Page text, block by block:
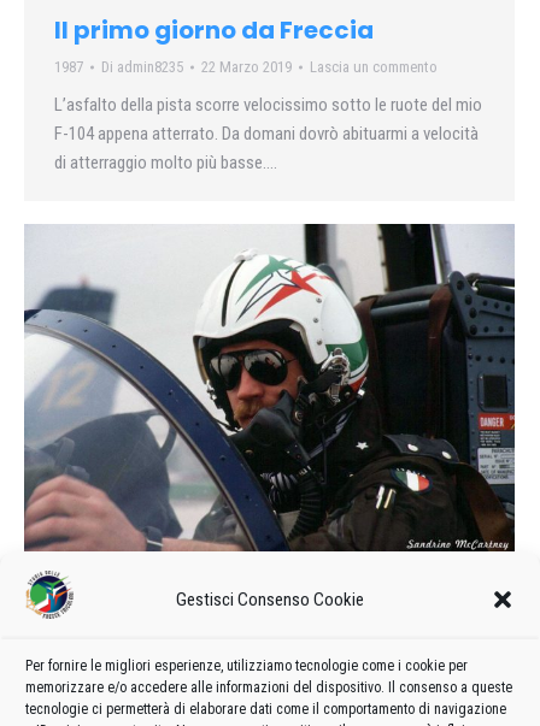
Gestisci Consenso Cookie
Per fornire le migliori esperienze, utilizziamo tecnologie come i cookie per
memorizzare e/o accedere alle informazioni del dispositivo. Il consenso a queste
tecnologie ci permetterà di elaborare dati come il comportamento di navigazione
Il primo giorno da Freccia
1987 Di admin8235 22 Marzo 2019 Lascia un commento
L’asfalto della pista scorre velocissimo sotto le ruote del mio
F-104 appena atterrato. Da domani dovrò abituarmi a velocità
di atterraggio molto più basse….
Il solista della PAN
D’inverno la PAN, ovvero la Pattuglia Acrobatica Nazionale, si
dedica all’addestramento ed alla sostituzione dei piloti che
hanno concluso il loro ciclo di servizio con le “Frecce”…